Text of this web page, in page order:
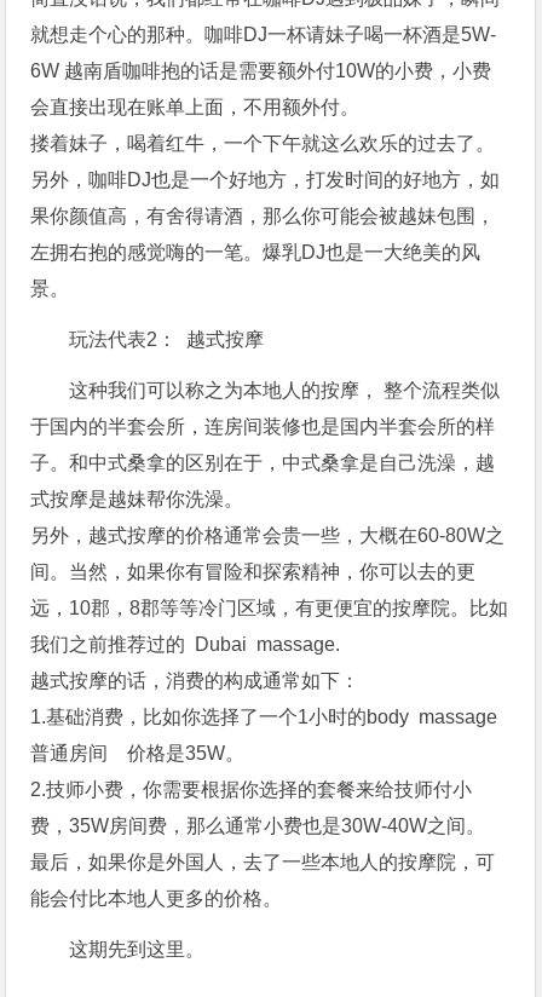
就想走个心的那种。咖啡DJ一杯请妹子喝一杯酒是5W-
6W 越南盾咖啡抱的话是需要额外付10W的小费，小费
会直接出现在账单上面，不用额外付。
搂着妹子，喝着红牛，一个下午就这么欢乐的过去了。
另外，咖啡DJ也是一个好地方，打发时间的好地方，如
果你颜值高，有舍得请酒，那么你可能会被越妹包围，
左拥右抱的感觉嗨的一笔。爆乳DJ也是一大绝美的风
景。
玩法代表2： 越式按摩
这种我们可以称之为本地人的按摩， 整个流程类似
于国内的半套会所，连房间装修也是国内半套会所的样
子。和中式桑拿的区别在于，中式桑拿是自己洗澡，越
式按摩是越妹帮你洗澡。
另外，越式按摩的价格通常会贵一些，大概在60-80W之
间。当然，如果你有冒险和探索精神，你可以去的更
远，10郡，8郡等等冷门区域，有更便宜的按摩院。比如
我们之前推荐过的 Dubai massage.
越式按摩的话，消费的构成通常如下：
1.基础消费，比如你选择了一个1小时的body massage
普通房间 价格是35W。
2.技师小费，你需要根据你选择的套餐来给技师付小
费，35W房间费，那么通常小费也是30W-40W之间。
最后，如果你是外国人，去了一些本地人的按摩院，可
能会付比本地人更多的价格。
这期先到这里。